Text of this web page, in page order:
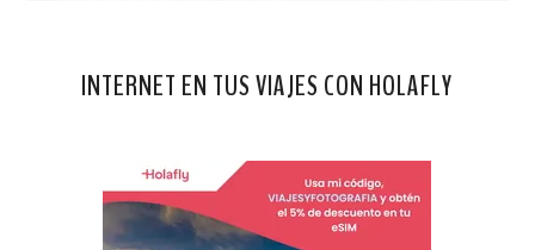
INTERNET EN TUS VIAJES CON HOLAFLY